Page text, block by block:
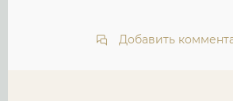
Добавить